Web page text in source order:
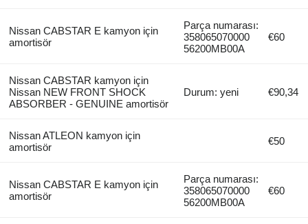
Nissan CABSTAR E kamyon için
amortisör
Parça numarası:
358065070000
56200MB00A
€60
Nissan CABSTAR kamyon için
Nissan NEW FRONT SHOCK
ABSORBER - GENUINE amortisör
Durum: yeni €90,34
Nissan ATLEON kamyon için
amortisör
€50
Nissan CABSTAR E kamyon için
amortisör
Parça numarası:
358065070000
56200MB00A
€60